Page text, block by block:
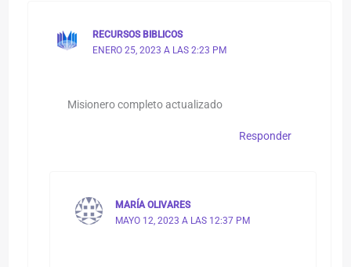
RECURSOS BIBLICOS
ENERO 25, 2023 A LAS 2:23 PM
Misionero completo actualizado
Responder
MARÍA OLIVARES
MAYO 12, 2023 A LAS 12:37 PM